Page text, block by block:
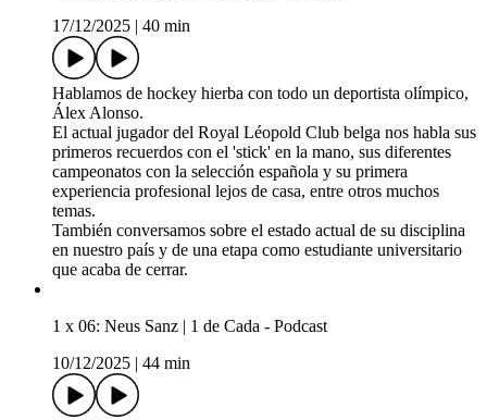
17/12/2025
40 min
Hablamos de hockey hierba con todo un deportista olímpico,
Álex Alonso.
El actual jugador del Royal Léopold Club belga nos habla sus
primeros recuerdos con el 'stick' en la mano, sus diferentes
campeonatos con la selección española y su primera
experiencia profesional lejos de casa, entre otros muchos
temas.
También conversamos sobre el estado actual de su disciplina
en nuestro país y de una etapa como estudiante universitario
que acaba de cerrar.
1 x 06: Neus Sanz | 1 de Cada - Podcast
10/12/2025
44 min